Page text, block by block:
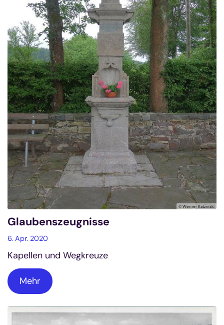
© Werner Katzinski
Glaubenszeugnisse
6. Apr. 2020
Kapellen und Wegkreuze
Mehr